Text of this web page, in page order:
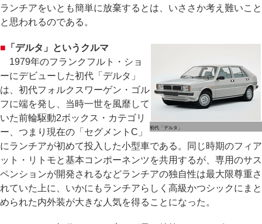
ランチアをいとも簡単に放棄するとは、いささか考え難いこと
と思われるのである。
初代「デルタ」
■ 「デルタ」というクルマ
1979年のフランクフルト・ショ
ーにデビューした初代「デルタ」
は、初代フォルクスワーゲン・ゴル
フに端を発し、当時一世を風靡して
いた前輪駆動2ボックス・カテゴリ
ー、つまり現在の「セグメントC」
にランチアが初めて投入した小型車である。同じ時期のフィア
ット・リトモと基本コンポーネンツを共用するが、専用のサス
ペンションが開発されるなどランチアの独自性は最大限尊重さ
れていた上に、いかにもランチアらしく高級かつシックにまと
められた内外装が大きな人気を得ることになった。